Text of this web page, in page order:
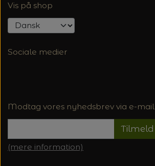
Vis på shop
Sociale medier
Modtag vores nyhedsbrev via e-mail
Tilmeld
(mere information)